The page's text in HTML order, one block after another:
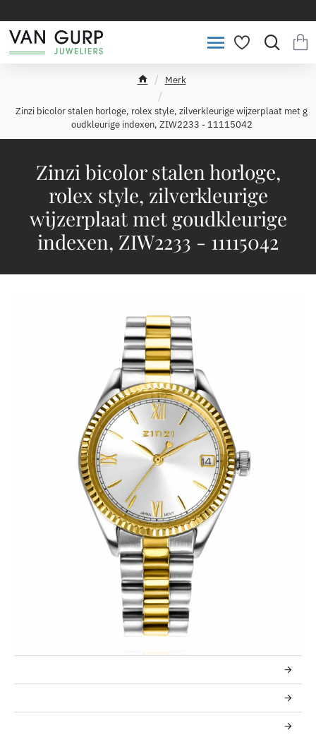
Zinzi bicolor stalen horloge,
rolex style, zilverkleurige
wijzerplaat met goudkleurige
indexen, ZIW2233 - 11115042
m
e
Merk
Zinzi bicolor stalen horloge, rolex style, zilverkleurige wijzerplaat met g
oudkleurige indexen, ZIW2233 - 11115042